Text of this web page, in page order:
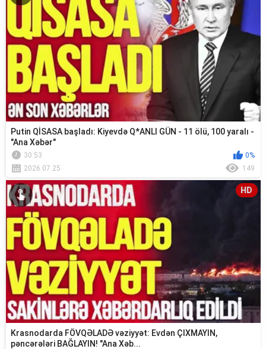
Putin QİSASA başladı: Kiyevdə Q*ANLI GÜN - 11 ölü, 100 yaralı -
"Ana Xəbər"
30:53
0%
2026.07.25
149
HD
Krasnodarda FÖVQƏLADƏ vəziyyət: Evdən ÇIXMAYIN,
pəncərələri BAĞLAYIN! "Ana Xəb...